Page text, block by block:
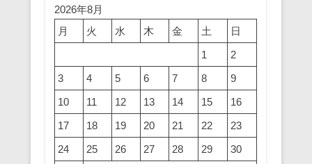
2026年8月
月
火 水 木 金 土
日
1
2
3
4 5 6 7 8
9
10
11 12 13 14 15
16
17
18 19 20 21 22
23
24
25 26 27 28 29
30